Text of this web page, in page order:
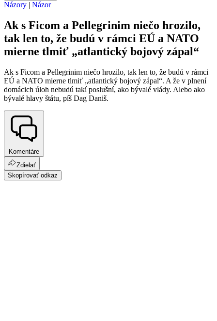
Názory | Názor
Ak s Ficom a Pellegrinim niečo hrozilo,
tak len to, že budú v rámci EÚ a NATO
mierne tlmiť „atlantický bojový zápal“
Ak s Ficom a Pellegrinim niečo hrozilo, tak len to, že budú v rámci
EÚ a NATO mierne tlmiť „atlantický bojový zápal“. A že v plnení
domácich úloh nebudú takí poslušní, ako bývalé vlády. Alebo ako
bývalé hlavy štátu, píš Dag Daniš.
Komentáre
Zdielať
Skopírovať odkaz